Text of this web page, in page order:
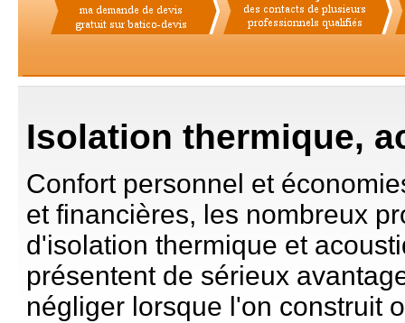
Isolation thermique,
Confort personnel et
et financières, les nombreux
d'isolation thermique et
présentent de sérieux
négliger lorsque l'on construit